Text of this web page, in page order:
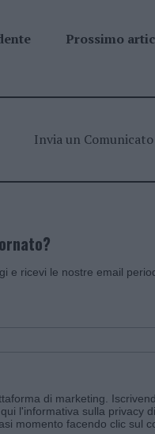
Prossimo
Invia un
e ricevi le nostre email
di marketing.
l'informativa sulla privacy
momento facendo clic sul